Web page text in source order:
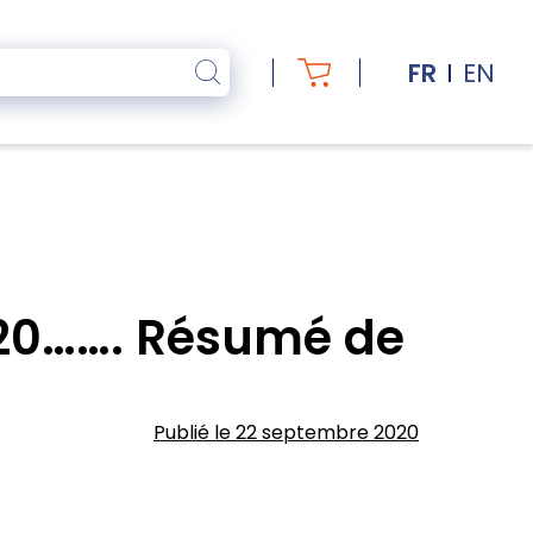
FR EN
Résumé de
Publié le 22 septembre 2020